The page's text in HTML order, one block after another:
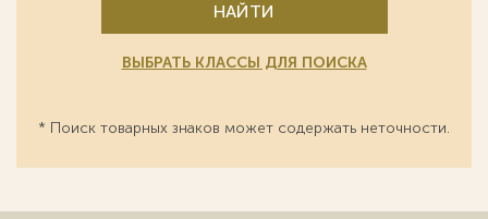
НАЙТИ
ВЫБРАТЬ КЛАССЫ ДЛЯ ПОИСКА
* Поиск товарных знаков может содержать неточности.